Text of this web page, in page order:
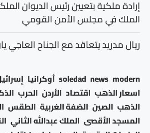
إرادة ملكية بتعيين رئيس الديوان
الملك في مجلس الأمن القومي
ريال مدريد يتعاقد مع الجناح العاجي
modern
news
soledad أوكرانيا
اسعار الذهب اقتصاد الأردن الحرب
الذهب الصين الضفة الغربية الطقس
المسجد الأقصى الملك عبدالله الثاني